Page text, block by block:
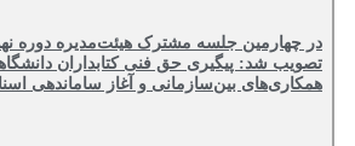
در چهارمین جلسه مشترک هیئت‌مدیره دوره
تصویب شد: پیگیری حق فنی کتابداران
همکاری‌های بین‌سازمانی و آغاز ساماندهی